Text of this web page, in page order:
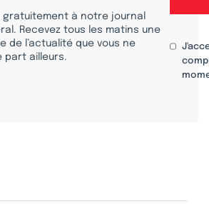
gratuitement à notre journal
Recevez tous les matins une
de l’actualité que vous ne
part ailleurs.